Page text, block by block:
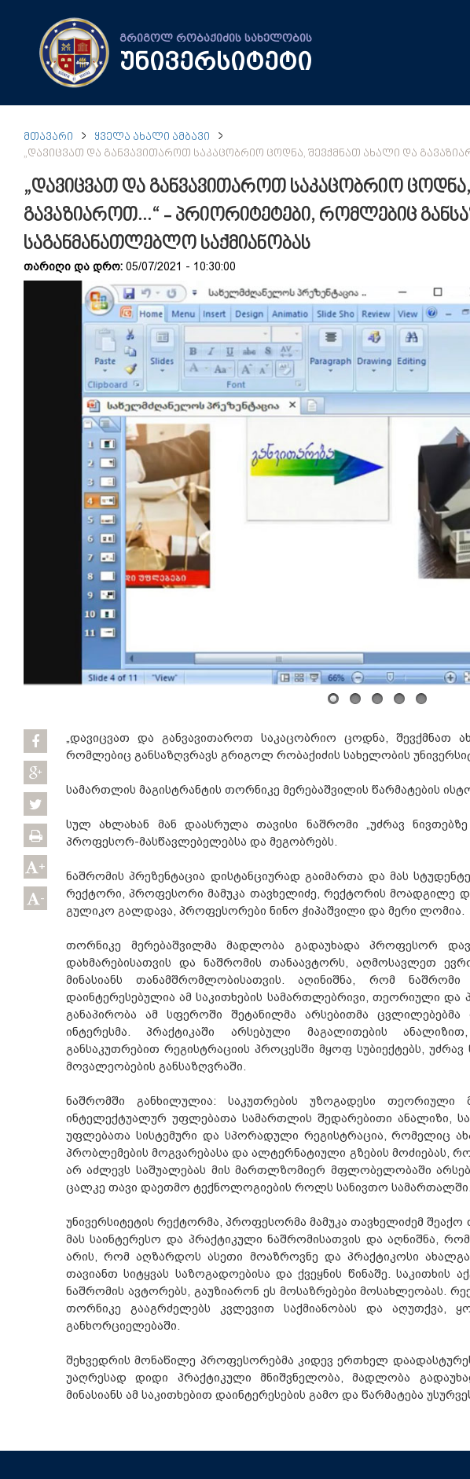
გრიგოლ რობაქიძის სახელობის
უნივერსიტეტი
ᲛᲗᲐᲕᲐᲠᲘ
ᲧᲕᲔᲚᲐ ᲐᲮᲐᲚᲘ ᲐᲛᲑᲐᲕᲘ
„ᲓᲐᲕᲘᲪᲕᲐᲗ ᲓᲐ ᲒᲐᲜᲕᲐᲕᲘᲗᲐᲠᲝᲗ ᲡᲐᲙᲐᲪᲝᲑᲠᲘᲝ ᲪᲝᲓᲜᲐ, ᲨᲔᲕᲥᲛᲜᲐᲗ ᲐᲮᲐᲚᲘ ᲓᲐ
„დავიცვათ და განვავითაროთ საკაცობრიო
გავაზიაროთ...“ - პრიორიტეტები, რომლებიც
საგანმანათლებლო საქმიანობას
თარიღი და დრო: 05/07/2021 - 10:30:00
+
-
„დავიცვათ და განვავითაროთ საკაცობრიო ცოდნა, შევქმნათ
რომლებიც განსაზღვრავს გრიგოლ რობაქიძის სახელობის
სამართლის მაგისტრანტის თორნიკე მერებაშვილის წარმატების
სულ ახლახან მან დაასრულა თავისი ნაშრომი „უძრავ
პროფესორ-მასწავლებელებსა და მეგობრებს.
ნაშრომის პრეზენტაცია დისტანციურად გაიმართა და მას
რექტორი, პროფესორი მამუკა თავხელიძე, რექტორის მოადგილე
გულიკო გალდავა, პროფესორები ნინო ჭიპაშვილი და მერი ლომია.
თორნიკე მერებაშვილმა მადლობა გადაუხადა პროფესორ
დახმარებისათვის და ნაშრომის თანაავტორს, აღმოსავლეთ
მინასიანს თანამშრომლობისათვის. აღინიშნა, რომ
დაინტერესებულია ამ საკითხების სამართლებრივი, თეორიული და
განაპირობა ამ სფეროში შეტანილმა არსებითმა
ინტერესმა. პრაქტიკაში არსებული მაგალითების
განსაკუთრებით რეგისტრაციის პროცესში მყოფ სუბიექტებს,
მოვალეობების განსაზღვრაში.
ნაშრომში განხილულია: საკუთრების უზოგადესი თეორიული
ინტელექტუალურ უფლებათა სამართლის შედარებითი ანალიზი,
უფლებათა სისტემური და სპორადული რეგისტრაცია, რომელიც
პრობლემების მოგვარებასა და ალტერნატიული გზების მოძიებას,
არ აძლევს საშუალებას მის მართლზომიერ მფლობელობაში
ცალკე თავი დაეთმო ტექნოლოგიების როლს სანივთო სამართალში.
უნივერსიტეტის რექტორმა, პროფესორმა მამუკა თავხელიძემ
მას საინტერესო და პრაქტიკული ნაშრომისათვის და აღნიშნა,
არის, რომ აღზარდოს ასეთი მოაზროვნე და პრაქტიკოსი
თავიანთ სიტყვას საზოგადოებისა და ქვეყნის წინაშე. საკითხის
ნაშრომის ავტორებს, გაუზიარონ ეს მოსაზრებები მოსახლეობას.
თორნიკე გააგრძელებს კვლევით საქმიანობას და აღუთქვა,
განხორციელებაში.
შეხვედრის მონაწილე პროფესორებმა კიდევ ერთხელ
უაღრესად დიდი პრაქტიკული მნიშვნელობა, მადლობა
მინასიანს ამ საკითხებით დაინტერესების გამო და წარმატება